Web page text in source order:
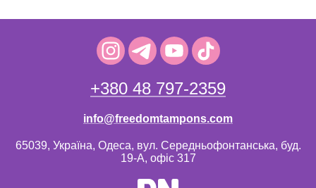
+380 48 797-2359
info@freedomtampons.com
65039, Україна, Одеса, вул. Середньофонтанська, буд.
19-А, офіс 317